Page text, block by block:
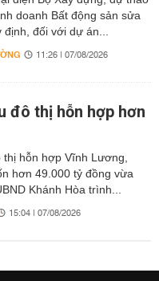
doanh Bất động sản sửa
định, đối với dự án...
11:26 | 07/08/2026
đô thị hỗn hợp hơn
thị hỗn hợp Vĩnh Lương,
hơn 49.000 tỷ đồng vừa
Khánh Hòa trình...
15:04 | 07/08/2026